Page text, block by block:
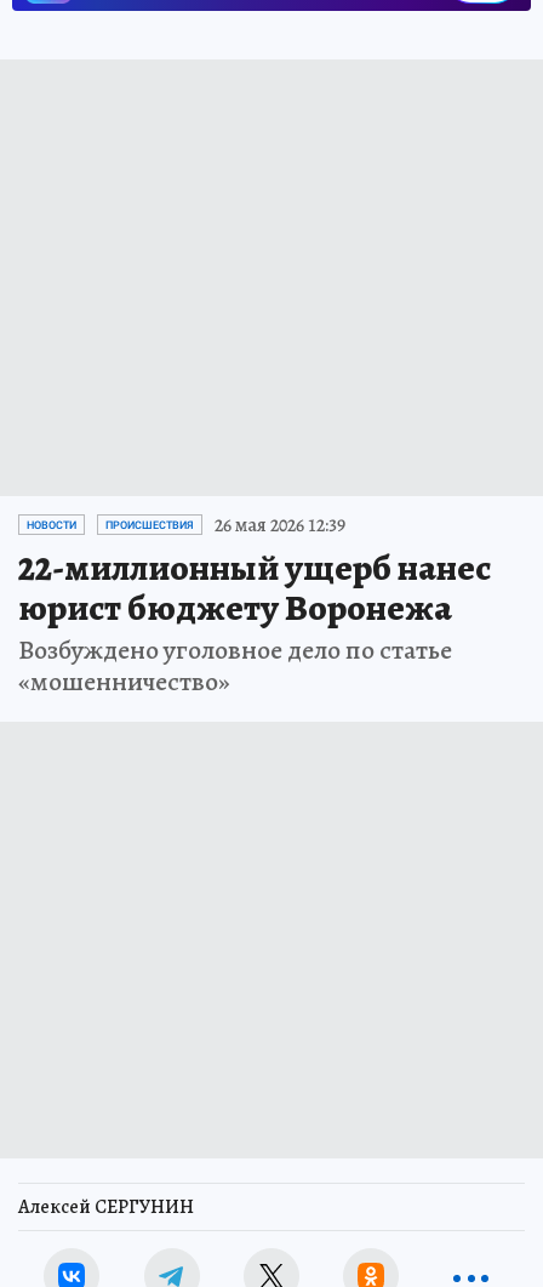
НОВОСТИ ПРОИСШЕСТВИЯ 26 мая 2026 12:39
22-миллионный ущерб нанес
юрист бюджету Воронежа
Возбуждено уголовное дело по статье
«мошенничество»
Алексей СЕРГУНИН